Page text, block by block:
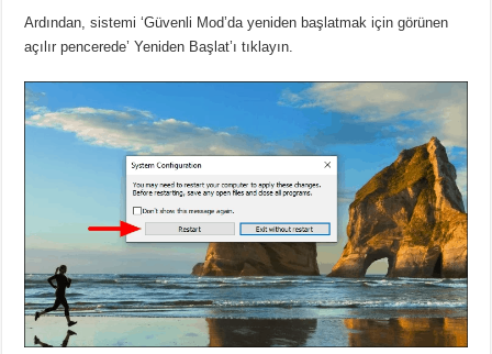
Ardından, sistemi ‘Güvenli Mod’da yeniden başlatmak için görünen
açılır pencerede’ Yeniden Başlat’ı tıklayın.